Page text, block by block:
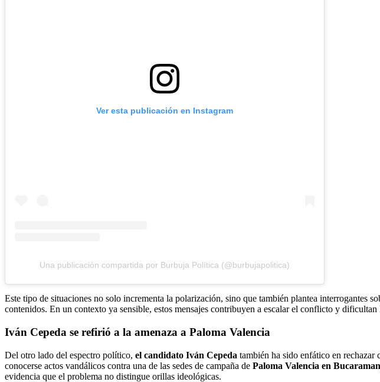
Ver esta publicación en Instagram
Una publicación compartida por Burbuja Política (@burbujapolitica)
Este tipo de situaciones no solo incrementa la polarización, sino que también plantea interrogantes
contenidos. En un contexto ya sensible, estos mensajes contribuyen a escalar el conflicto y
Iván Cepeda se refirió a la amenaza a Paloma Valencia
Del otro lado del espectro político, el candidato Iván Cepeda también ha sido enfático en
conocerse actos vandálicos contra una de las sedes de campaña de Paloma Valencia en
evidencia que el problema no distingue orillas ideológicas.